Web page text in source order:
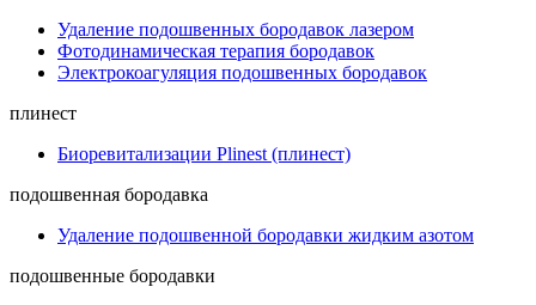
Удаление подошвенных бородавок лазером
Фотодинамическая терапия бородавок
Электрокоагуляция подошвенных бородавок
плинест
Биоревитализации Plinest (плинест)
подошвенная бородавка
Удаление подошвенной бородавки жидким азотом
подошвенные бородавки